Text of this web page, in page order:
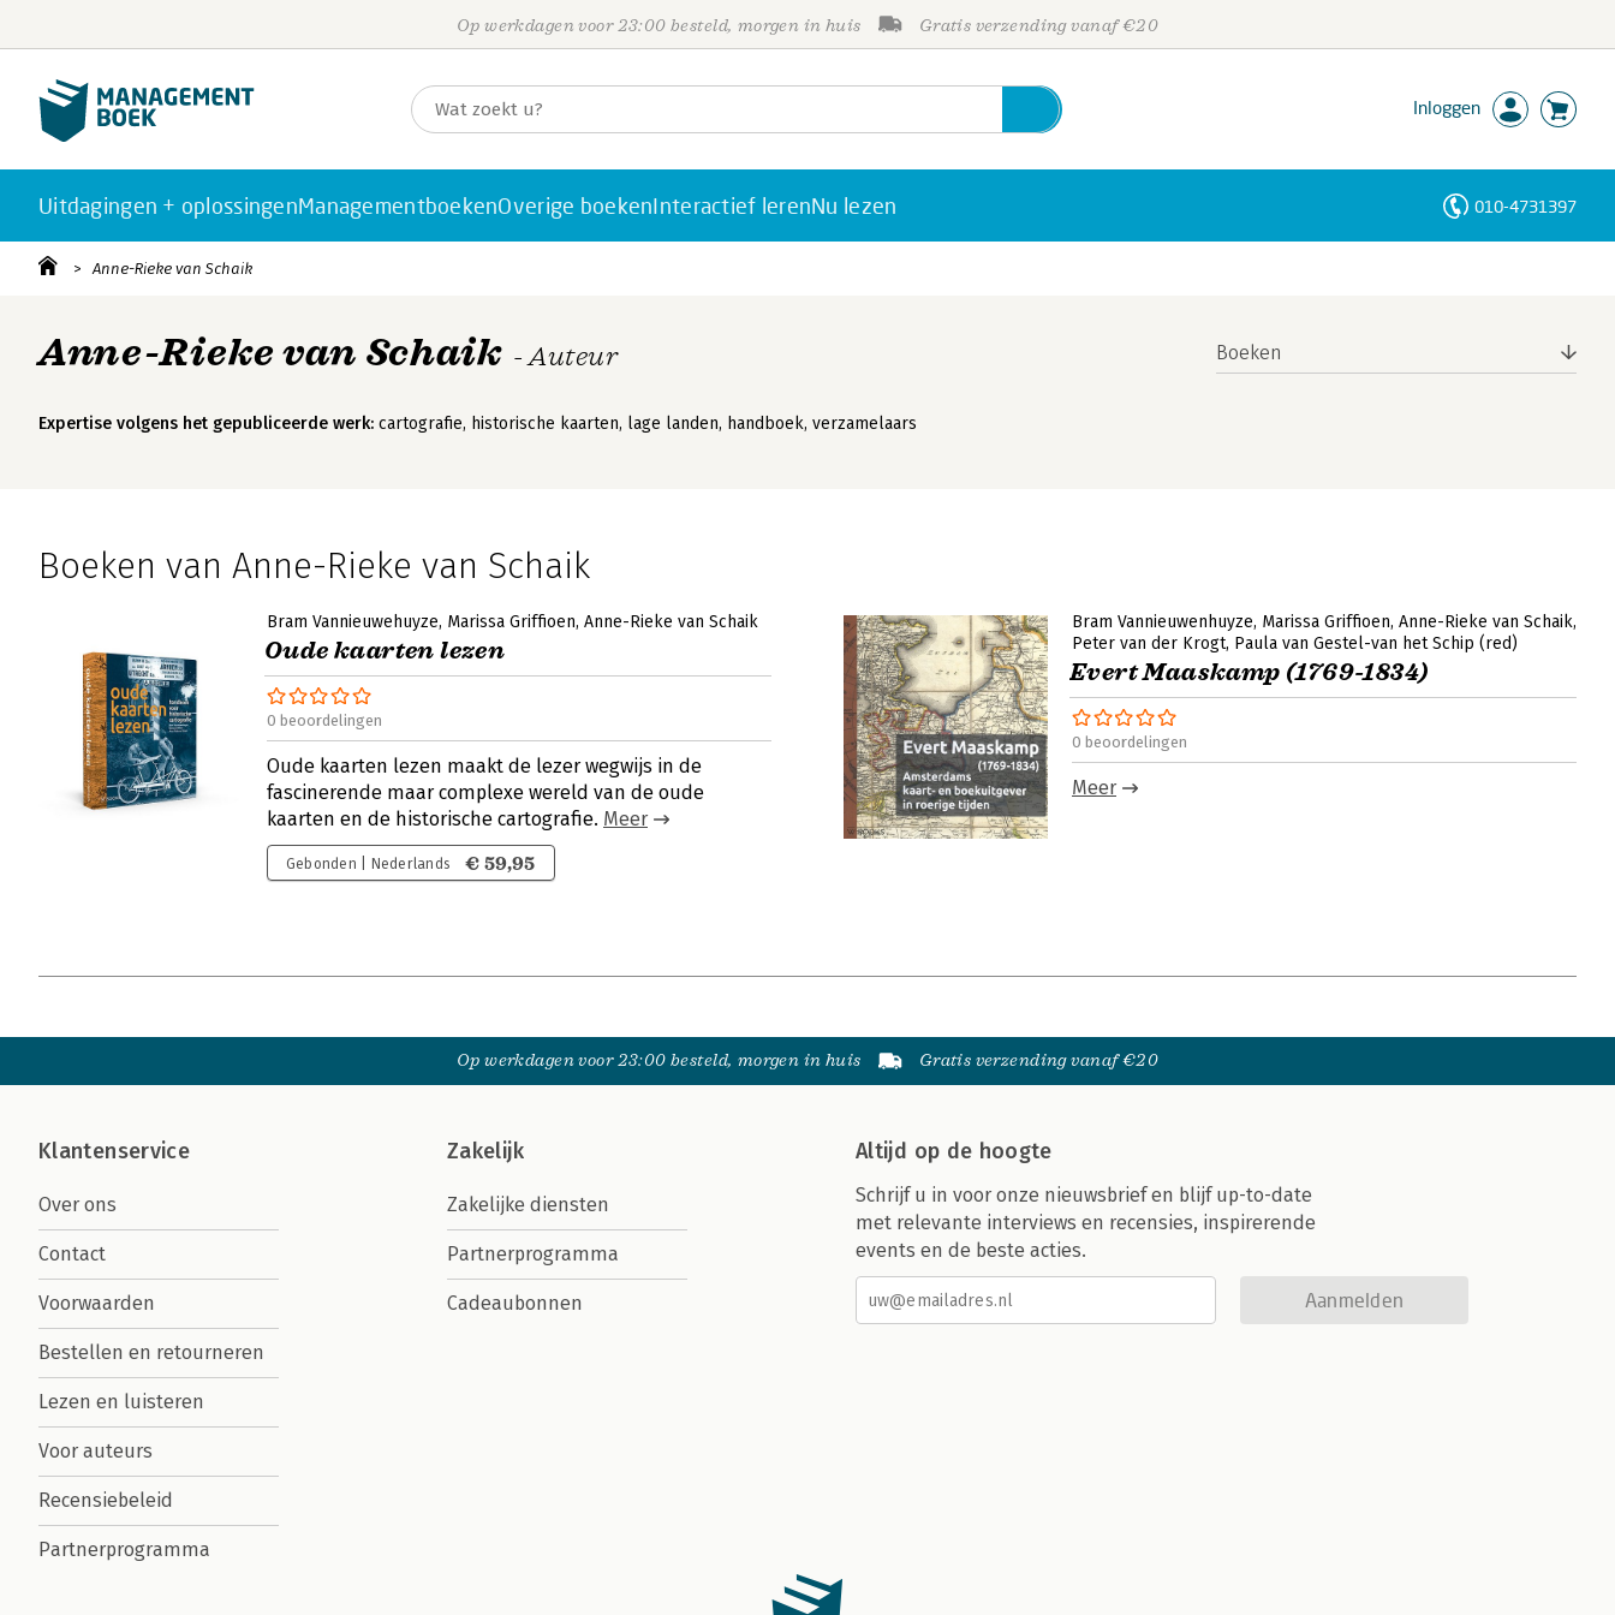
Op werkdagen voor 23:00 besteld, morgen in huis Gratis verzending vanaf €20
Inloggen
Uitdagingen + oplossingenManagementboekenOverige boekenInteractief lerenNu lezen 010-4731397
Anne-Rieke van Schaik
Anne-Rieke van Schaik - Auteur
Expertise volgens het gepubliceerde werk: cartografie, historische kaarten, lage landen, handboek, verzamelaars
Boeken
Boeken van Anne-Rieke van Schaik
Bram Vannieuwehuyze Marissa Griffioen Anne-Rieke van Schaik
Oude kaarten lezen
0 beoordelingen
Oude kaarten lezen maakt de lezer wegwijs in de
fascinerende maar complexe wereld van de oude
kaarten en de historische cartografie. Meer
Gebonden | Nederlands € 59,95
Bram Vannieuwenhuyze Marissa Griffioen Anne-Rieke van Schaik
Peter van der Krogt Paula van Gestel-van het Schip (red)
Evert Maaskamp (1769-1834)
0 beoordelingen
Meer
Op werkdagen voor 23:00 besteld, morgen in huis Gratis verzending vanaf €20
Klantenservice
Over ons
Contact
Voorwaarden
Bestellen en retourneren
Lezen en luisteren
Voor auteurs
Recensiebeleid
Partnerprogramma
Zakelijk
Zakelijke diensten
Partnerprogramma
Cadeaubonnen
Altijd op de hoogte
Schrijf u in voor onze nieuwsbrief en blijf up-to-date
met relevante interviews en recensies, inspirerende
events en de beste acties.
Aanmelden
Personen